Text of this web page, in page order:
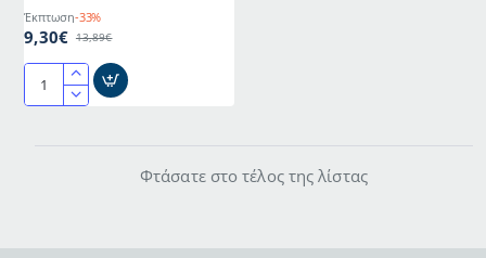
Έκπτωση-33%
9,30€ 13,89€
Κουτάλα
Φτάσατε στο τέλος της λίστας